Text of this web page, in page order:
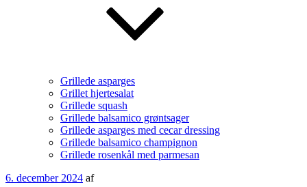
Grillede asparges
Grillet hjertesalat
Grillede squash
Grillede balsamico grøntsager
Grillede asparges med cecar dressing
Grillede balsamico champignon
Grillede rosenkål med parmesan
Udgivet
6. december 2024 af